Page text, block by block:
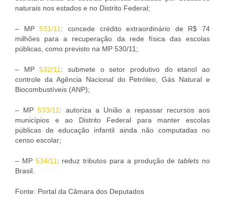
naturais nos estados e no Distrito Federal;
– MP531/11 : concede crédito extraordinário de R$ 74
milhões para a recuperação da rede física das escolas
públicas, como previsto na MP 530/11;
– MP532/11 : submete o setor produtivo do etanol ao
controle da Agência Nacional do Petróleo, Gás Natural e
Biocombustíveis (ANP);
– MP533/11 : autoriza a União a repassar recursos aos
municípios e ao Distrito Federal para manter escolas
públicas de educação infantil ainda não computadas no
censo escolar;
– MP 534/11 : reduz tributos para a produção detablets no
Brasil.
Fonte: Portal da Câmara dos Deputados